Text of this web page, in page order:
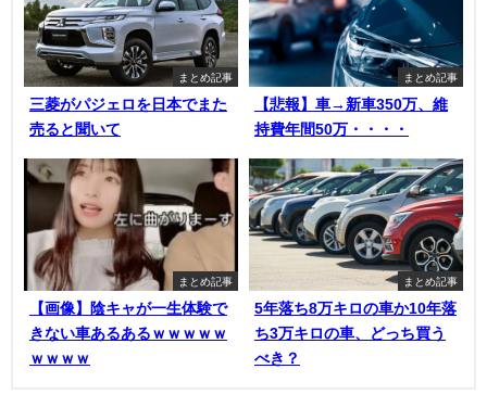
まとめ記事
三菱がパジェロを日本でまた
売ると聞いて
まとめ記事
【悲報】車→新車350万、維
持費年間50万・・・・
まとめ記事
【画像】陰キャが一生体験で
きない車あるあるｗｗｗｗｗ
ｗｗｗｗ
まとめ記事
5年落ち8万キロの車か10年落
ち3万キロの車、どっち買う
べき？